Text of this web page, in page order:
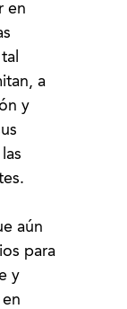
en
a
y
aún
para
y